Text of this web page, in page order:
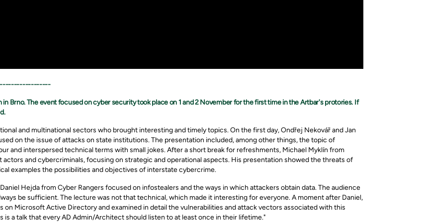
Brno. The event focused on cyber security took place on 1 and 2 November for the first time in the Artbar's protories. If
and multinational sectors who brought interesting and timely topics. On the first day, Ondřej Nekovář and Jan
on the issue of attacks on state institutions. The presentation included, among other things, the topic of
and interspersed technical terms with small jokes. After a short break for refreshments, Michael Myklín from
actors and cybercriminals, focusing on strategic and operational aspects. His presentation showed the threats of
examples the possibilities and objectives of interstate cybercrime.
Hejda from Cyber Rangers focused on infostealers and the ways in which attackers obtain data. The audience
be sufficient. The lecture was not that technical, which made it interesting for everyone. A moment after Daniel,
on Microsoft Active Directory and examined in detail the vulnerabilities and attack vectors associated with this
a talk that every AD Admin/Architect should listen to at least once in their lifetime."